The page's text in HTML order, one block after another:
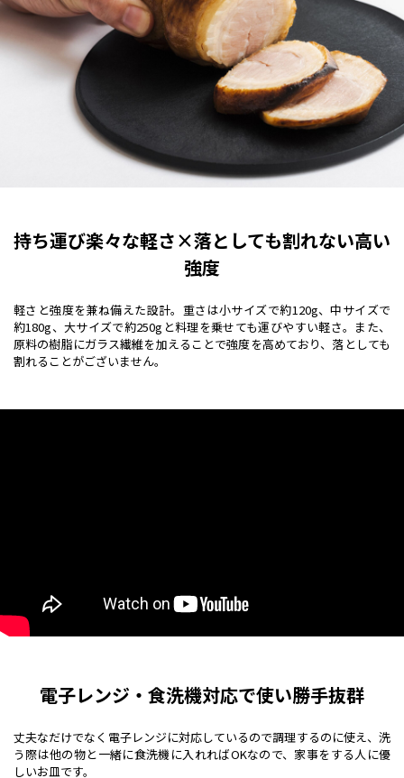
持ち運び楽々な軽さ×落としても割れない高い
強度
軽さと強度を兼ね備えた設計。重さは小サイズで約120g、中サイズで
約180g、大サイズで約250gと料理を乗せても運びやすい軽さ。また、
原料の樹脂にガラス繊維を加えることで強度を高めており、落としても
割れることがございません。
電子レンジ・食洗機対応で使い勝手抜群
丈夫なだけでなく電子レンジに対応しているので調理するのに使え、洗
う際は他の物と一緒に食洗機に入れればOKなので、家事をする人に優
しいお皿です。